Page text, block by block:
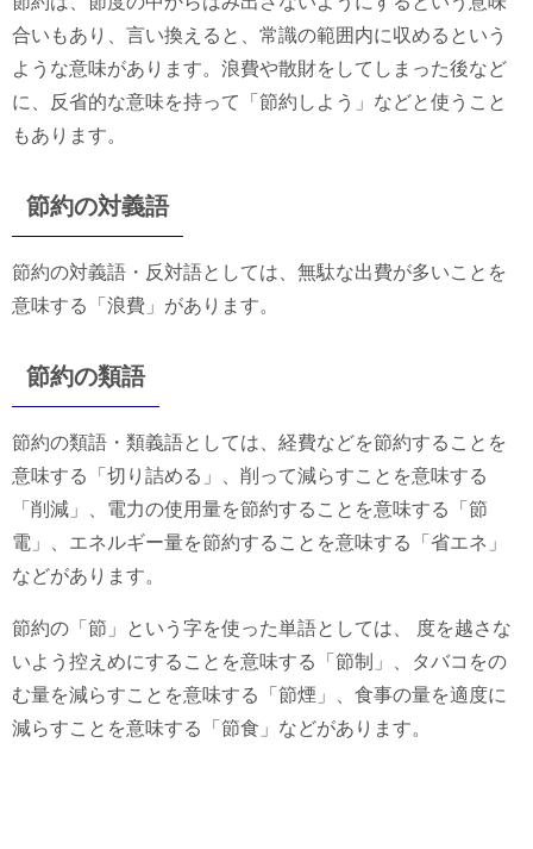
合いもあり、言い換えると、常識の範囲内に収めるという
ような意味があります。浪費や散財をしてしまった後など
に、反省的な意味を持って「節約しよう」などと使うこと
もあります。
節約の対義語
節約の対義語・反対語としては、無駄な出費が多いことを
意味する「浪費」があります。
節約の類語
節約の類語・類義語としては、経費などを節約することを
意味する「切り詰める」、削って減らすことを意味する
「削減」、電力の使用量を節約することを意味する「節
電」、エネルギー量を節約することを意味する「省エネ」
などがあります。
節約の「節」という字を使った単語としては、 度を越さな
いよう控えめにすることを意味する「節制」、タバコをの
む量を減らすことを意味する「節煙」、食事の量を適度に
減らすことを意味する「節食」などがあります。